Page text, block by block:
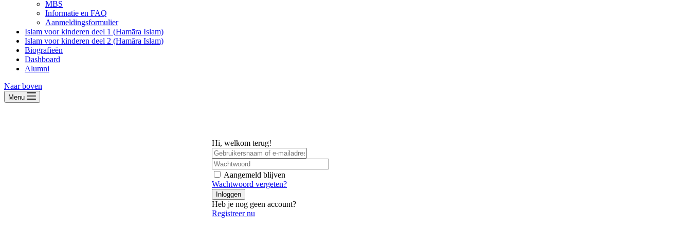
MBS
Informatie en FAQ
Aanmeldingsformulier
Islam voor kinderen deel 1 (Hamāra Islam)
Islam voor kinderen deel 2 (Hamāra Islam)
Biografieën
Dashboard
Alumni
Naar boven
Menu
Hi, welkom terug!
Aangemeld blijven
Wachtwoord vergeten?
Inloggen
Heb je nog geen account?
Registreer nu